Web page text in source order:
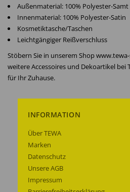
Außenmaterial: 100% Polyester-Samt
Innenmaterial: 100% Polyester-Satin
Kosmetiktasche/Taschen
Leichtgängiger Reißverschluss
Stöbern Sie in unserem Shop
weitere Accessoires und Dekoartikel bei
für Ihr Zuhause.
INFORMATION
Über TEWA
Marken
Datenschutz
Unsere AGB
Impressum